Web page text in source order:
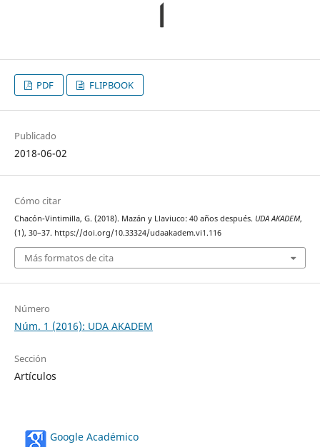
PDF FLIPBOOK
Publicado
2018-06-02
Cómo citar
Chacón-Vintimilla, G. (2018). Mazán y Llaviuco: 40 años después. UDA AKADEM,
(1), 30–37. https://doi.org/10.33324/udaakadem.vi1.116
Más formatos de cita
Número
Núm. 1 (2016): UDA AKADEM
Sección
Artículos
Google Académico